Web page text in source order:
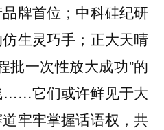
牌首位；中科硅纪研
生灵巧手；正大天晴
批一次性放大成功”的
……它们或许鲜见于大
牢牢掌握话语权，共